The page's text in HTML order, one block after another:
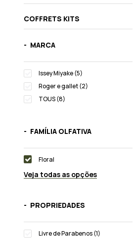
COFFRETS KITS
MARCA
Issey Miyake (5)
Roger e gallet (2)
TOUS (8)
FAMÍLIA OLFATIVA
Floral
Veja todas as opções
PROPRIEDADES
Livre de Parabenos (1)